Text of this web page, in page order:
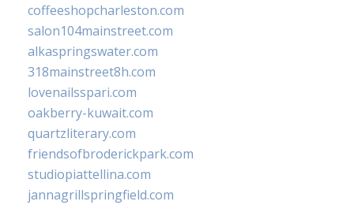
coffeeshopcharleston.com
salon104mainstreet.com
alkaspringswater.com
318mainstreet8h.com
lovenailsspari.com
oakberry-kuwait.com
quartzliterary.com
friendsofbroderickpark.com
studiopiattellina.com
jannagrillspringfield.com